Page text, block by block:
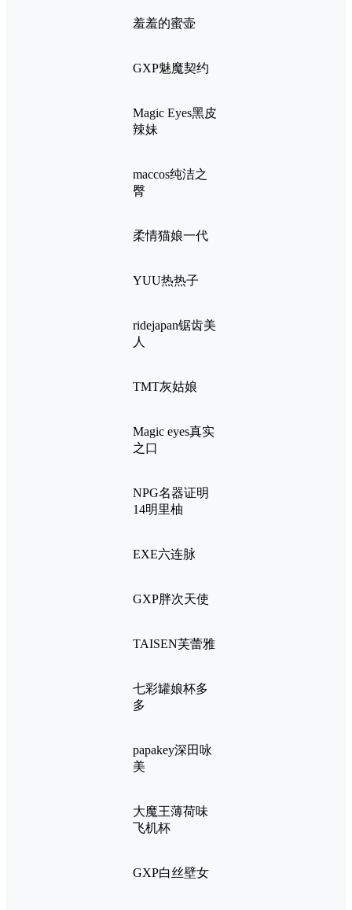
羞羞的蜜壶
GXP魅魔契约
Magic Eyes黑皮
辣妹
maccos纯洁之
臀
柔情猫娘一代
YUU热热子
ridejapan锯齿美
人
TMT灰姑娘
Magic eyes真实
之口
NPG名器证明
14明里柚
EXE六连脉
GXP胖次天使
TAISEN芙蕾雅
七彩罐娘杯多
多
papakey深田咏
美
大魔王薄荷味
飞机杯
GXP白丝壁女